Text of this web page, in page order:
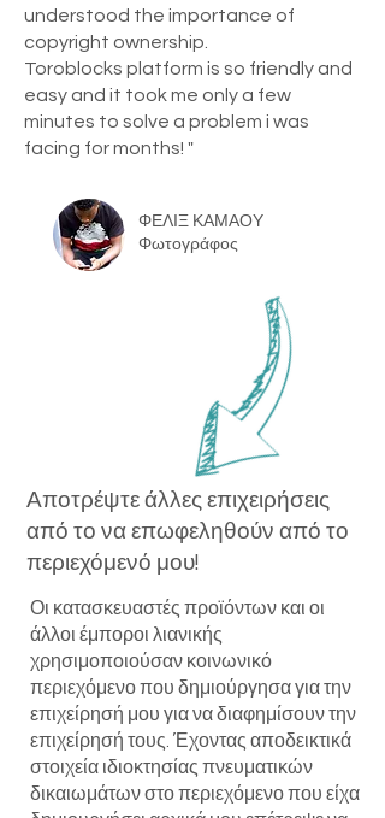
understood the importance of
copyright ownership.
Toroblocks platform is so friendly and
easy and it took me only a few
minutes to solve a problem i was
facing for months! "
ΦΕΛΙΞ ΚΑΜΑΟΥ
Φωτογράφος
Αποτρέψτε άλλες επιχειρήσεις
από το να επωφεληθούν από το
περιεχόμενό μου!
Οι κατασκευαστές προϊόντων και οι
άλλοι έμποροι λιανικής
χρησιμοποιούσαν κοινωνικό
περιεχόμενο που δημιούργησα για την
επιχείρησή μου για να διαφημίσουν την
επιχείρησή τους. Έχοντας αποδεικτικά
στοιχεία ιδιοκτησίας πνευματικών
δικαιωμάτων στο περιεχόμενο που είχα